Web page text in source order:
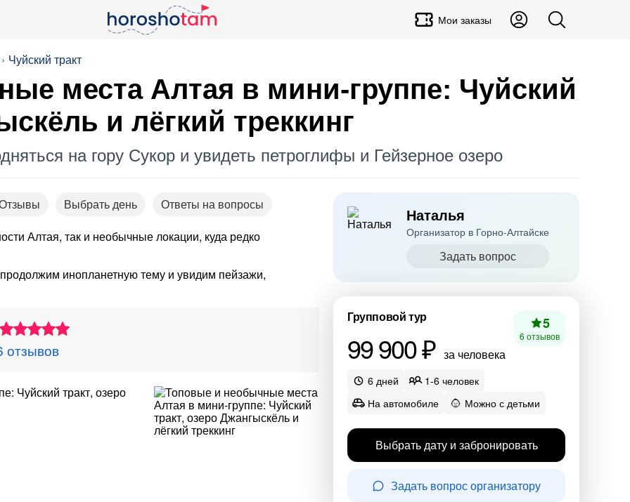
Мои заказы
Чуйский тракт
места Алтая в мини-группе: Чуйский
и лёгкий треккинг
на гору Сукор и увидеть петроглифы и Гейзерное озеро
Выбрать день
Ответы на вопросы
Алтая, так и необычные локации, куда редко
инопланетную тему и увидим пейзажи,
отзывов
Наталья
Организатор в Горно-Алтайске
Задать вопрос
Групповой тур
99 900 ₽ за человека
5
6 отзывов
6 дней
1-6 человек
На автомобиле
Можно с детьми
Выбрать дату и забронировать
Задать вопрос организатору